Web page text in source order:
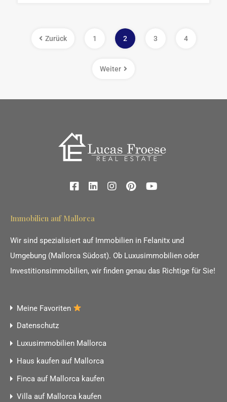
Zurück 1 2 3 4
Weiter
Immobilien auf Mallorca
Wir sind spezialisiert auf Immobilien in Felanitx und
Umgebung (Mallorca Südost). Ob Luxusimmobilien oder
Investitionsimmobilien, wir finden genau das Richtige für Sie!
Meine Favoriten
Datenschutz
Luxusimmobilien Mallorca
Haus kaufen auf Mallorca
Finca auf Mallorca kaufen
Villa auf Mallorca kaufen